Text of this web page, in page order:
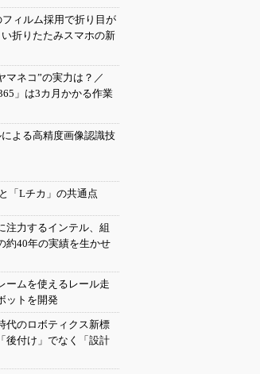
ィルム採用で折り目が
折りたたみスマホの新
マネコ”の実力は？／
365」は3カ月かかる作業
よる高精度画像認識技
「Lチカ」の共通点
注力するインテル、組
約40年の実績を生かせ
ームを使えるレール走
ットを開発
代のロボティクス新標
後付け」でなく「設計